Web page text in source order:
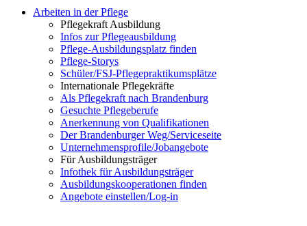
Arbeiten in der Pflege
Pflegekraft Ausbildung
Infos zur Pflegeausbildung
Pflege-Ausbildungsplatz finden
Pflege-Storys
Schüler/FSJ-Pflegepraktikumsplätze
Internationale Pflegekräfte
Als Pflegekraft nach Brandenburg
Gesuchte Pflegeberufe
Anerkennung von Qualifikationen
Der Brandenburger Weg/Serviceseite
Unternehmensprofile/Jobangebote
Für Ausbildungsträger
Infothek für Ausbildungsträger
Ausbildungskooperationen finden
Angebote einstellen/Log-in